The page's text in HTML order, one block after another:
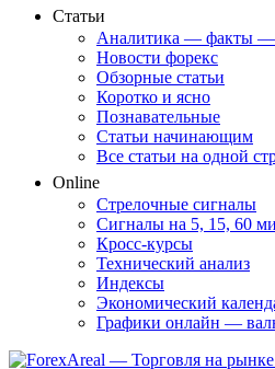
Статьи
Аналитика — факты —
Новости форекс
Обзорные статьи
Коротко и ясно
Познавательные
Статьи начинающим
Все статьи на одной
Online
Стрелочные сигналы
Сигналы на 5, 15, 60
Кросс-курсы
Технический анализ
Индексы
Экономический
Графики онлайн —